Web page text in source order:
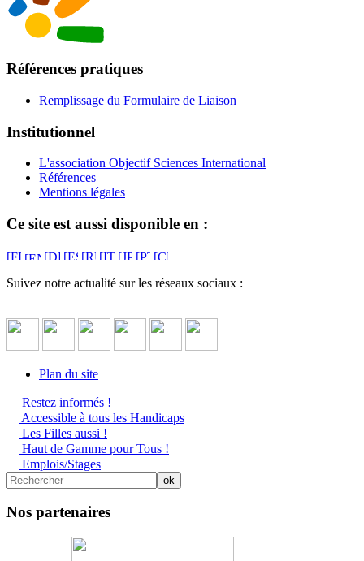
Références pratiques
Remplissage du Formulaire de Liaison
Institutionnel
L'association Objectif Sciences International
Références
Mentions légales
Ce site est aussi disponible en :
Suivez notre actualité sur les réseaux sociaux :
Plan du site
Restez informés !
Accessible à tous les Handicaps
Les Filles aussi !
Haut de Gamme pour Tous !
Emplois/Stages
Nos partenaires